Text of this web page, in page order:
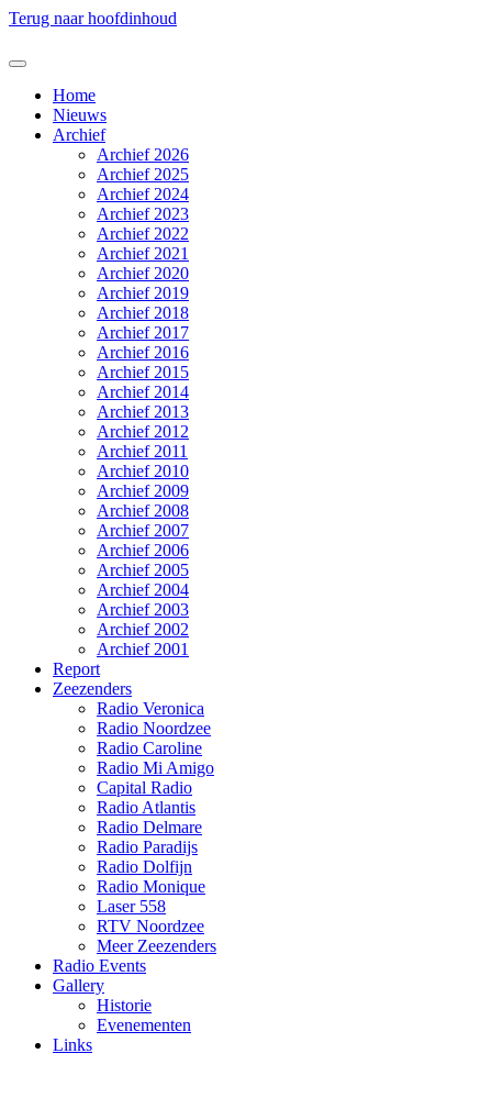
Terug naar hoofdinhoud
Home
Nieuws
Archief
Archief 2026
Archief 2025
Archief 2024
Archief 2023
Archief 2022
Archief 2021
Archief 2020
Archief 2019
Archief 2018
Archief 2017
Archief 2016
Archief 2015
Archief 2014
Archief 2013
Archief 2012
Archief 2011
Archief 2010
Archief 2009
Archief 2008
Archief 2007
Archief 2006
Archief 2005
Archief 2004
Archief 2003
Archief 2002
Archief 2001
Report
Zeezenders
Radio Veronica
Radio Noordzee
Radio Caroline
Radio Mi Amigo
Capital Radio
Radio Atlantis
Radio Delmare
Radio Paradijs
Radio Dolfijn
Radio Monique
Laser 558
RTV Noordzee
Meer Zeezenders
Radio Events
Gallery
Historie
Evenementen
Links